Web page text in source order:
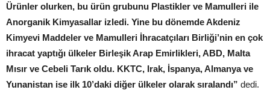
Ürünler olurken, bu ürün grubunu Plastikler ve Mamulleri ile
Anorganik Kimyasallar izledi. Yine bu dönemde Akdeniz
Kimyevi Maddeler ve Mamulleri İhracatçıları Birliği’nin en çok
ihracat yaptığı ülkeler Birleşik Arap Emirlikleri, ABD, Malta
Mısır ve Cebeli Tarık oldu. KKTC, Irak, İspanya, Almanya ve
Yunanistan ise ilk 10’daki diğer ülkeler olarak sıralandı” dedi.